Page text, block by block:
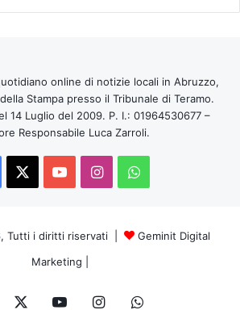
online di notizie locali in Abruzzo,
Stampa presso il Tribunale di Teramo.
14 Luglio del 2009. P. I.: 01964530677 –
Responsabile Luca Zarroli.
Facebook
You InstagramWhatsApp
Tutti i diritti riservati |
Geminit Digital
Marketing
InstagramWhatsApp